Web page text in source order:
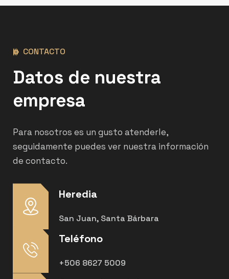
CONTACTO
Datos de nuestra
empresa
Para nosotros es un gusto atenderle,
seguidamente puedes ver nuestra información
de contacto.
Heredia
San Juan, Santa Bárbara
Teléfono
+506 8627 5009